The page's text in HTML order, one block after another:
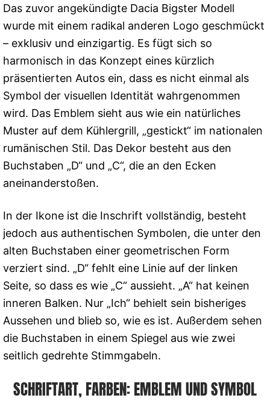
Das zuvor angekündigte Dacia Bigster Modell
wurde mit einem radikal anderen Logo geschmückt
– exklusiv und einzigartig. Es fügt sich so
harmonisch in das Konzept eines kürzlich
präsentierten Autos ein, dass es nicht einmal als
Symbol der visuellen Identität wahrgenommen
wird. Das Emblem sieht aus wie ein natürliches
Muster auf dem Kühlergrill, „gestickt“ im nationalen
rumänischen Stil. Das Dekor besteht aus den
Buchstaben „D“ und „C“, die an den Ecken
aneinanderstoßen.
In der Ikone ist die Inschrift vollständig, besteht
jedoch aus authentischen Symbolen, die unter den
alten Buchstaben einer geometrischen Form
verziert sind. „D“ fehlt eine Linie auf der linken
Seite, so dass es wie „C“ aussieht. „A“ hat keinen
inneren Balken. Nur „Ich“ behielt sein bisheriges
Aussehen und blieb so, wie es ist. Außerdem sehen
die Buchstaben in einem Spiegel aus wie zwei
seitlich gedrehte Stimmgabeln.
SCHRIFTART, FARBEN: EMBLEM UND SYMBOL